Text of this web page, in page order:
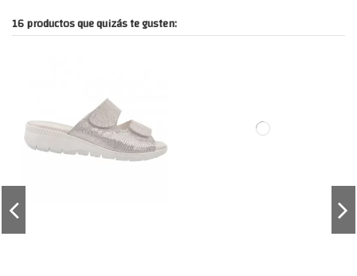
16 productos que quizás te gusten: